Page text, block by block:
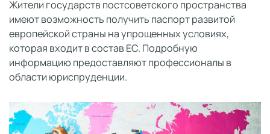
Жители государств постсоветского пространства
имеют возможность получить паспорт развитой
европейской страны на упрощенных условиях,
которая входит в состав ЕС. Подробную
информацию предоставляют профессионалы в
области юриспруденции.